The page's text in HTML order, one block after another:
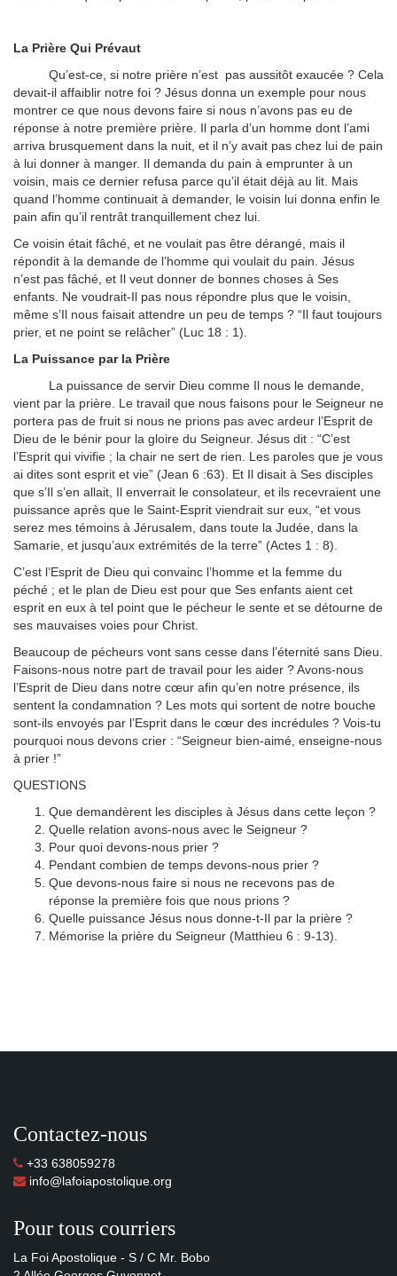
La Prière Qui Prévaut
Qu’est-ce, si notre prière n’est pas aussitôt exaucée ? Cela
devait-il affaiblir notre foi ? Jésus donna un exemple pour nous
montrer ce que nous devons faire si nous n’avons pas eu de
réponse à notre première prière. Il parla d’un homme dont l’ami
arriva brusquement dans la nuit, et il n’y avait pas chez lui de pain
à lui donner à manger. Il demanda du pain à emprunter à un
voisin, mais ce dernier refusa parce qu’il était déjà au lit. Mais
quand l’homme continuait à demander, le voisin lui donna enfin le
pain afin qu’il rentrât tranquillement chez lui.
Ce voisin était fâché, et ne voulait pas être dérangé, mais il
répondit à la demande de l’homme qui voulait du pain. Jésus
n’est pas fâché, et Il veut donner de bonnes choses à Ses
enfants. Ne voudrait-Il pas nous répondre plus que le voisin,
même s’Il nous faisait attendre un peu de temps ? “Il faut toujours
prier, et ne point se relâcher” (Luc 18 : 1).
La Puissance par la Prière
La puissance de servir Dieu comme Il nous le demande,
vient par la prière. Le travail que nous faisons pour le Seigneur ne
portera pas de fruit si nous ne prions pas avec ardeur l’Esprit de
Dieu de le bénir pour la gloire du Seigneur. Jésus dit : “C’est
l’Esprit qui vivifie ; la chair ne sert de rien. Les paroles que je vous
ai dites sont esprit et vie” (Jean 6 :63). Et Il disait à Ses disciples
que s’Il s’en allait, Il enverrait le consolateur, et ils recevraient une
puissance après que le Saint-Esprit viendrait sur eux, “et vous
serez mes témoins à Jérusalem, dans toute la Judée, dans la
Samarie, et jusqu’aux extrémités de la terre” (Actes 1 : 8).
C’est l’Esprit de Dieu qui convainc l’homme et la femme du
péché ; et le plan de Dieu est pour que Ses enfants aient cet
esprit en eux à tel point que le pécheur le sente et se détourne de
ses mauvaises voies pour Christ.
Beaucoup de pécheurs vont sans cesse dans l’éternité sans Dieu.
Faisons-nous notre part de travail pour les aider ? Avons-nous
l’Esprit de Dieu dans notre cœur afin qu’en notre présence, ils
sentent la condamnation ? Les mots qui sortent de notre bouche
sont-ils envoyés par l’Esprit dans le cœur des incrédules ? Vois-tu
pourquoi nous devons crier : “Seigneur bien-aimé, enseigne-nous
à prier !”
QUESTIONS
Que demandèrent les disciples à Jésus dans cette leçon ?
Quelle relation avons-nous avec le Seigneur ?
Pour quoi devons-nous prier ?
Pendant combien de temps devons-nous prier ?
Que devons-nous faire si nous ne recevons pas de
réponse la première fois que nous prions ?
Quelle puissance Jésus nous donne-t-Il par la prière ?
Mémorise la prière du Seigneur (Matthieu 6 : 9-13).
Contactez-nous
+33 638059278
info@lafoiapostolique.org
Pour tous courriers
La Foi Apostolique - S / C Mr. Bobo